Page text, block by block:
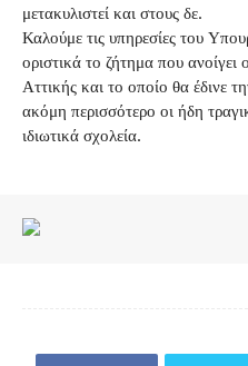
μετακυλιστεί και στους δε.
Καλούμε τις υπηρεσίες του
οριστικά το ζήτημα που
Αττικής και το οποίο θα έδινε
ακόμη περισσότερο οι ήδη
ιδιωτικά σχολεία.